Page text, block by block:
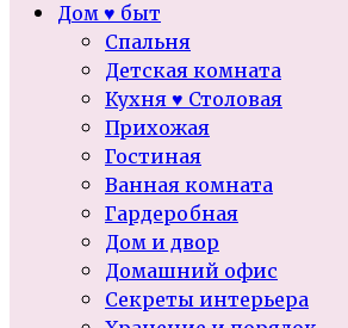
Дом ♥ быт
Спальня
Детская комната
Кухня ♥ Столовая
Прихожая
Гостиная
Ванная комната
Гардеробная
Дом и двор
Домашний офис
Секреты интерьера